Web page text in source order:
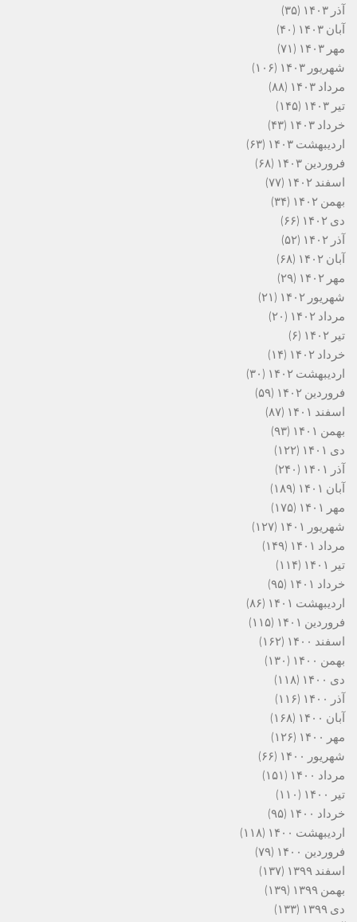
آذر ۱۴۰۳
(۳۵)
آبان ۱۴۰۳
(۴۰)
مهر ۱۴۰۳
(۷۱)
شهریور ۱۴۰۳
(۱۰۶)
مرداد ۱۴۰۳
(۸۸)
تیر ۱۴۰۳
(۱۴۵)
خرداد ۱۴۰۳
(۴۳)
اردیبهشت ۱۴۰۳
(۶۳)
فروردین ۱۴۰۳
(۶۸)
اسفند ۱۴۰۲
(۷۷)
بهمن ۱۴۰۲
(۳۴)
دی ۱۴۰۲
(۶۶)
آذر ۱۴۰۲
(۵۲)
آبان ۱۴۰۲
(۶۸)
مهر ۱۴۰۲
(۲۹)
شهریور ۱۴۰۲
(۲۱)
مرداد ۱۴۰۲
(۲۰)
تیر ۱۴۰۲
(۶)
خرداد ۱۴۰۲
(۱۴)
اردیبهشت ۱۴۰۲
(۳۰)
فروردین ۱۴۰۲
(۵۹)
اسفند ۱۴۰۱
(۸۷)
بهمن ۱۴۰۱
(۹۳)
دی ۱۴۰۱
(۱۲۲)
آذر ۱۴۰۱
(۲۴۰)
آبان ۱۴۰۱
(۱۸۹)
مهر ۱۴۰۱
(۱۷۵)
شهریور ۱۴۰۱
(۱۲۷)
مرداد ۱۴۰۱
(۱۴۹)
تیر ۱۴۰۱
(۱۱۴)
خرداد ۱۴۰۱
(۹۵)
اردیبهشت ۱۴۰۱
(۸۶)
فروردین ۱۴۰۱
(۱۱۵)
اسفند ۱۴۰۰
(۱۶۲)
بهمن ۱۴۰۰
(۱۳۰)
دی ۱۴۰۰
(۱۱۸)
آذر ۱۴۰۰
(۱۱۶)
آبان ۱۴۰۰
(۱۶۸)
مهر ۱۴۰۰
(۱۲۶)
شهریور ۱۴۰۰
(۶۶)
مرداد ۱۴۰۰
(۱۵۱)
تیر ۱۴۰۰
(۱۱۰)
خرداد ۱۴۰۰
(۹۵)
اردیبهشت ۱۴۰۰
(۱۱۸)
فروردین ۱۴۰۰
(۷۹)
اسفند ۱۳۹۹
(۱۳۷)
بهمن ۱۳۹۹
(۱۳۹)
دی ۱۳۹۹
(۱۳۳)